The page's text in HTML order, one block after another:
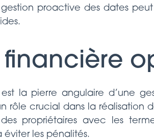
proactive des dates
financière
la pierre angulaire d’une
rôle crucial dans la réalisation
propriétaires avec les
éviter les pénalités.